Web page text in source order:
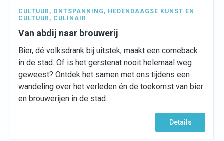
CULTUUR , ONTSPANNING , HEDENDAAGSE KUNST EN
CULTUUR , CULINAIR
Van abdij naar brouwerij
Bier, dé volksdrank bij uitstek, maakt een comeback
in de stad. Of is het gerstenat nooit helemaal weg
geweest? Ontdek het samen met ons tijdens een
wandeling over het verleden én de toekomst van bier
en brouwerijen in de stad.
Details